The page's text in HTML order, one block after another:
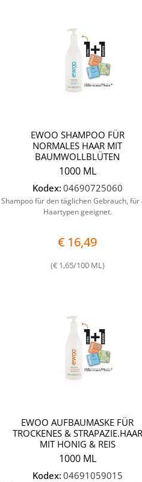
EWOO SHAMPOO FÜR
NORMALES HAAR MIT
BAUMWOLLBLÜTEN
1000 ML
Kodex: 04690725060
Shampoo für den täglichen Gebrauch, für
Haartypen geeignet.
€ 16,49
(€ 1,65/100 ML)
EWOO AUFBAUMASKE FÜR
TROCKENES & STRAPAZIE.HAAR
MIT HONIG & REIS
1000 ML
Kodex: 04691059015